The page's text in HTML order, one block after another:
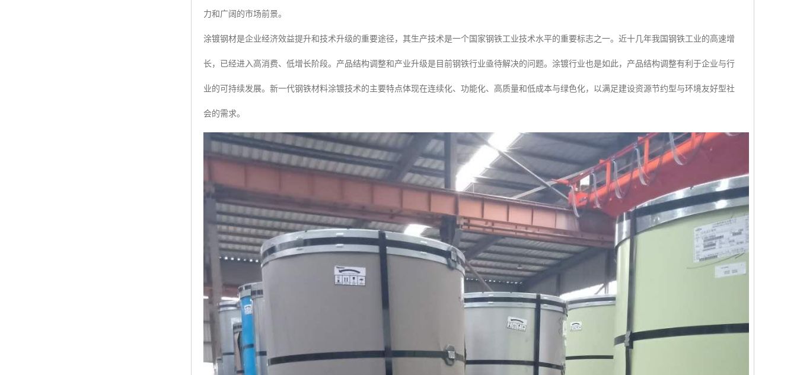
力和广阔的市场前景。
涂镀钢材是企业经济效益提升和技术升级的重要途径，其生产技术是一个国家钢铁工业技术水平的重要标志之一。近十几年我国钢铁工业的高速增
长，已经进入高消费、低增长阶段。产品结构调整和产业升级是目前钢铁行业亟待解决的问题。涂镀行业也是如此，产品结构调整有利于企业与行
业的可持续发展。新一代钢铁材料涂镀技术的主要特点体现在连续化、功能化、高质量和低成本与绿色化，以满足建设资源节约型与环境友好型社
会的需求。